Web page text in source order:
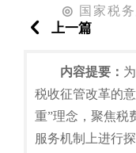
◎ 国家税
上一篇
内容提要：
税收征管改革的
重”理念，聚焦税
服务机制上进行